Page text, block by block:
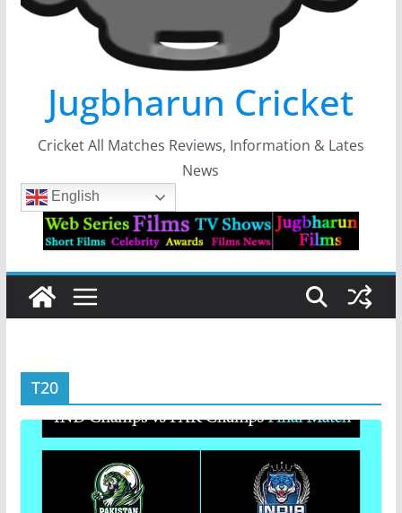
Jugbharun Cricket
Cricket All Matches Reviews, Information & Lates
News
English
T20